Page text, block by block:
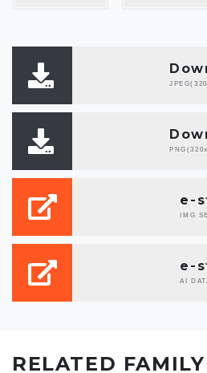
e-
IMG
e-
AI
RELATED